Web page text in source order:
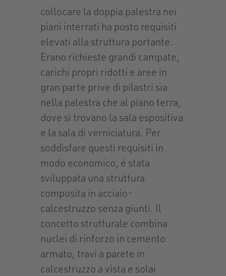
collocare la doppia palestra nei
piani interrati ha posto requisiti
elevati alla struttura portante.
Erano richieste grandi campate,
carichi propri ridotti e aree in
gran parte prive di pilastri sia
nella palestra che al piano terra,
dove si trovano la sala espositiva
e la sala di verniciatura. Per
soddisfare questi requisiti in
modo economico, è stata
sviluppata una struttura
composita in acciaio-
calcestruzzo senza giunti. Il
concetto strutturale combina
nuclei di rinforzo in cemento
armato, travi a parete in
calcestruzzo a vista e solai